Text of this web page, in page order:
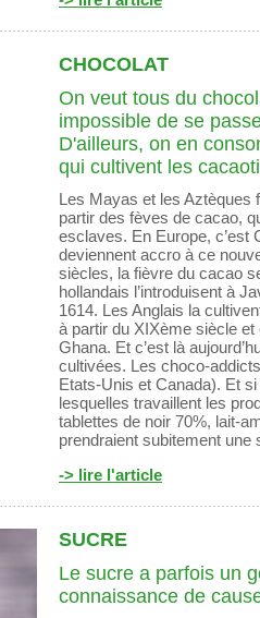
CHOCOLAT
On veut tous du
impossible de se
D'ailleurs, on en
qui cultivent les
Les Mayas et les Aztèques
partir des fèves de cacao,
esclaves. En Europe, c’est
deviennent accro à ce
siècles, la fièvre du cacao
hollandais l’introduisent à
1614. Les Anglais la
à partir du XIXème siècle et
Ghana. Et c’est là
cultivées. Les choco-
Etats-Unis et Canada). Et
lesquelles travaillent les
tablettes de noir 70%, lait-
prendraient subitement
-> lire l'article
SUCRE
Le sucre a parfois un
connaissance de